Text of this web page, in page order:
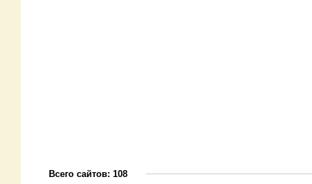
Всего сайтов: 108